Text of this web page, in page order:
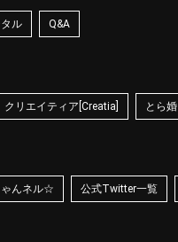
ル Q&A
クリエイティア[Creatia] とら婚
ゃんネル☆ 公式Twitter一覧